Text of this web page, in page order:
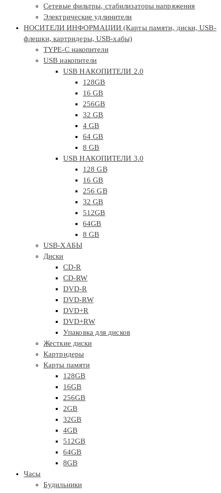
Сетевые фильтры, стабилизаторы напряжения
Электрические удлинители
НОСИТЕЛИ ИНФОРМАЦИИ (Карты памяти, диски, USB-
флешки, картридеры, USB-хабы)
TYPE-C накопители
USB накопители
USB НАКОПИТЕЛИ 2.0
128GB
16 GB
256GB
32 GB
4 GB
64 GB
8 GB
USB НАКОПИТЕЛИ 3.0
128 GB
16 GB
256 GB
32 GB
512GB
64GB
8 GB
USB-ХАБЫ
Диски
CD-R
CD-RW
DVD-R
DVD-RW
DVD+R
DVD+RW
Упаковка для дисков
Жесткие диски
Картридеры
Карты памяти
128GB
16GB
256GB
2GB
32GB
4GB
512GB
64GB
8GB
Часы
Будильники